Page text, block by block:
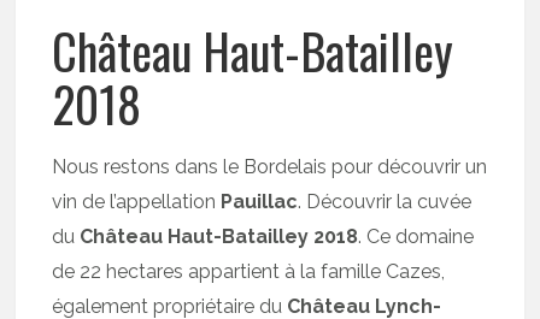
Château Haut-Batailley
2018
Nous restons dans le Bordelais pour découvrir un
vin de l’appellation Pauillac. Découvrir la cuvée
du Château Haut-Batailley 2018. Ce domaine
de 22 hectares appartient à la famille Cazes,
également propriétaire du Château Lynch-